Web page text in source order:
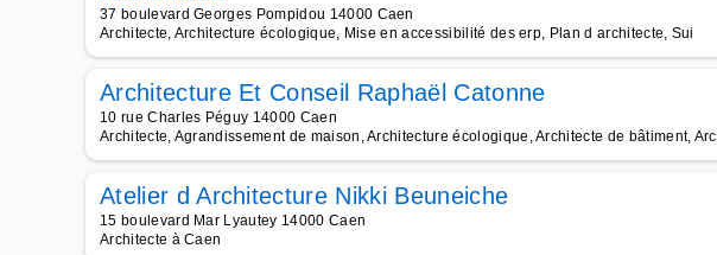
37 boulevard Georges Pompidou 14000 Caen
Architecte, Architecture écologique, Mise en accessibilité des erp, Plan d architecte, Sui
Architecture Et Conseil Raphaël Catonne
10 rue Charles Péguy 14000 Caen
Architecte, Agrandissement de maison, Architecture écologique, Architecte de bâtiment, Arc
Atelier d Architecture Nikki Beuneiche
15 boulevard Mar Lyautey 14000 Caen
Architecte à Caen